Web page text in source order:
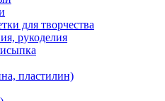
для творчества
рукоделия
пластилин)